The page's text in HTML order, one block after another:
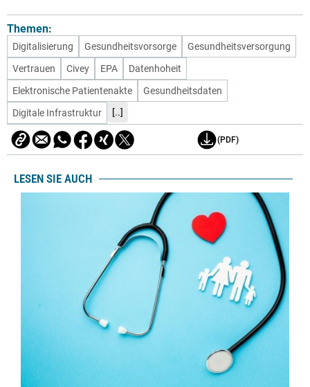
Themen:
Digitalisierung Gesundheitsvorsorge
Gesundheitsversorgung
Vertrauen
Civey EPA
Datenhoheit
Elektronische Patientenakte
Gesundheitsdaten
Digitale Infrastruktur
[..]
(PDF)
LESEN SIE AUCH